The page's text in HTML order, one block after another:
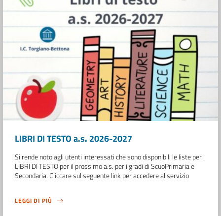
LIBRI DI TESTO a.s. 2026-2027
Si rende noto agli utenti interessati che sono disponibili le liste per i
LIBRI DI TESTO per il prossimo a.s. per i gradi di ScuoPrimaria e
Secondaria. Cliccare sul seguente link per accedere al servizio
LEGGI DI PIÙ